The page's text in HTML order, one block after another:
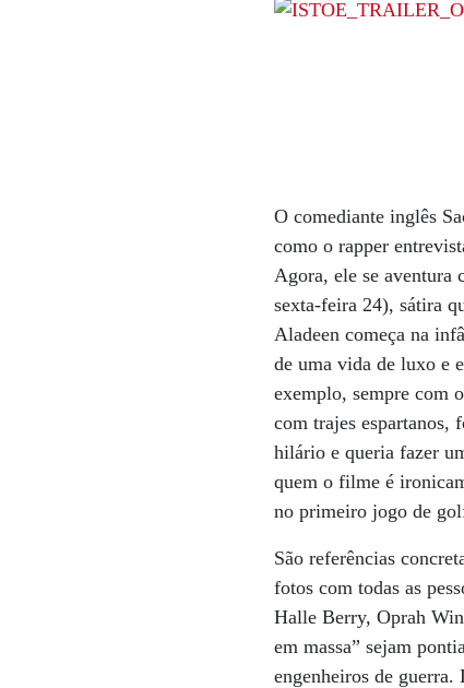
O comediante inglês
como o rapper
Agora, ele se aventura
sexta-feira 24), sátira
Aladeen começa na
de uma vida de luxo e
exemplo, sempre com
com trajes
hilário e queria fazer
quem o filme é
no primeiro jogo de
São referências
fotos com todas as
Halle Berry, Oprah
em massa” sejam
engenheiros de guerra.